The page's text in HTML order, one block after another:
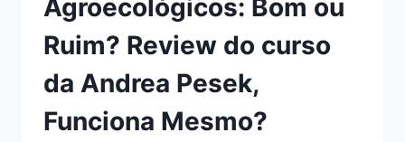
Agroecológicos: Bom ou
Ruim? Review do curso
da Andrea Pesek,
Funciona Mesmo?